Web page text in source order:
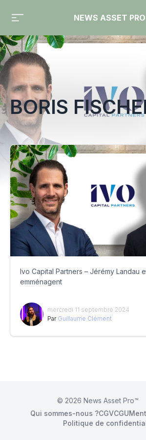
NEWS ASSET PRO
Toute l'actualité sur le tag "Boris
BORIS
Ivo Capital Partners – Jérémy Landau
emménagent
mercredi 11 septembre 2024
Par Guillaume Clément
© 2026 News Asset Pro™
Qui sommes-nous ?CGVCGU
Politique de